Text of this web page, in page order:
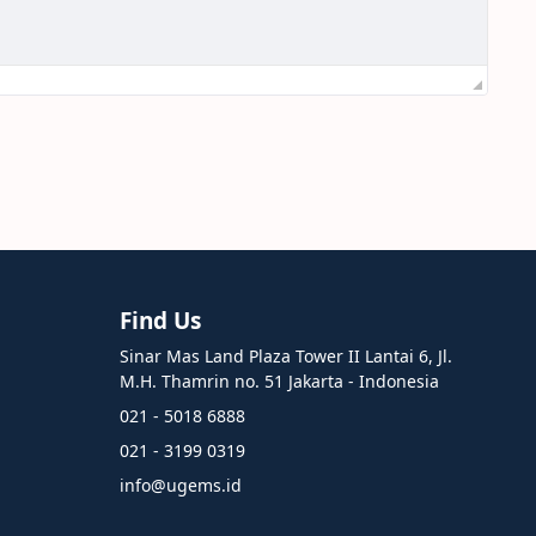
Find Us
Sinar Mas Land Plaza Tower II Lantai 6, Jl.
M.H. Thamrin no. 51 Jakarta - Indonesia
021 - 5018 6888
021 - 3199 0319
info@ugems.id